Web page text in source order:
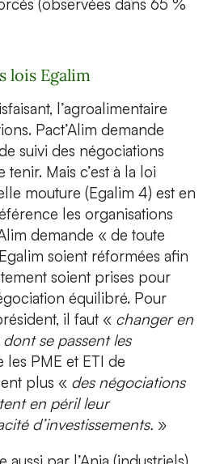
(observées dans 65 %
lois Egalim
l’agroalimentaire
Pact’Alim demande
suivi des négociations
Mais c’est à la loi
mouture (Egalim 4) est en
les organisations
demande « de toute
soient réformées afin
soient prises pour
équilibré. Pour
il faut « changer en
se passent les
PME et ETI de
plus « des négociations
en péril leur
d’investissements. »